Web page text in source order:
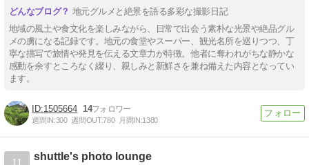
地元グルメと絶景を語る多彩な撮影日記
地域の風土や食文化を楽しみながら、日常で出会う素朴な光景や絶品グル
メの虜になる記録です。地元の食堂やスーパー、観光名所を巡りつつ、丁
寧な描写で旅情や発見を伝える文章力が特徴。他者に奪われがちな静かな
感動を余すところなく綴り、親しみと新鮮さを兼ね備えた内容となってい
ます。
1505664 14
週間IN:300 週間OUT:780 月間IN:1380
11
shuttle's photo lounge